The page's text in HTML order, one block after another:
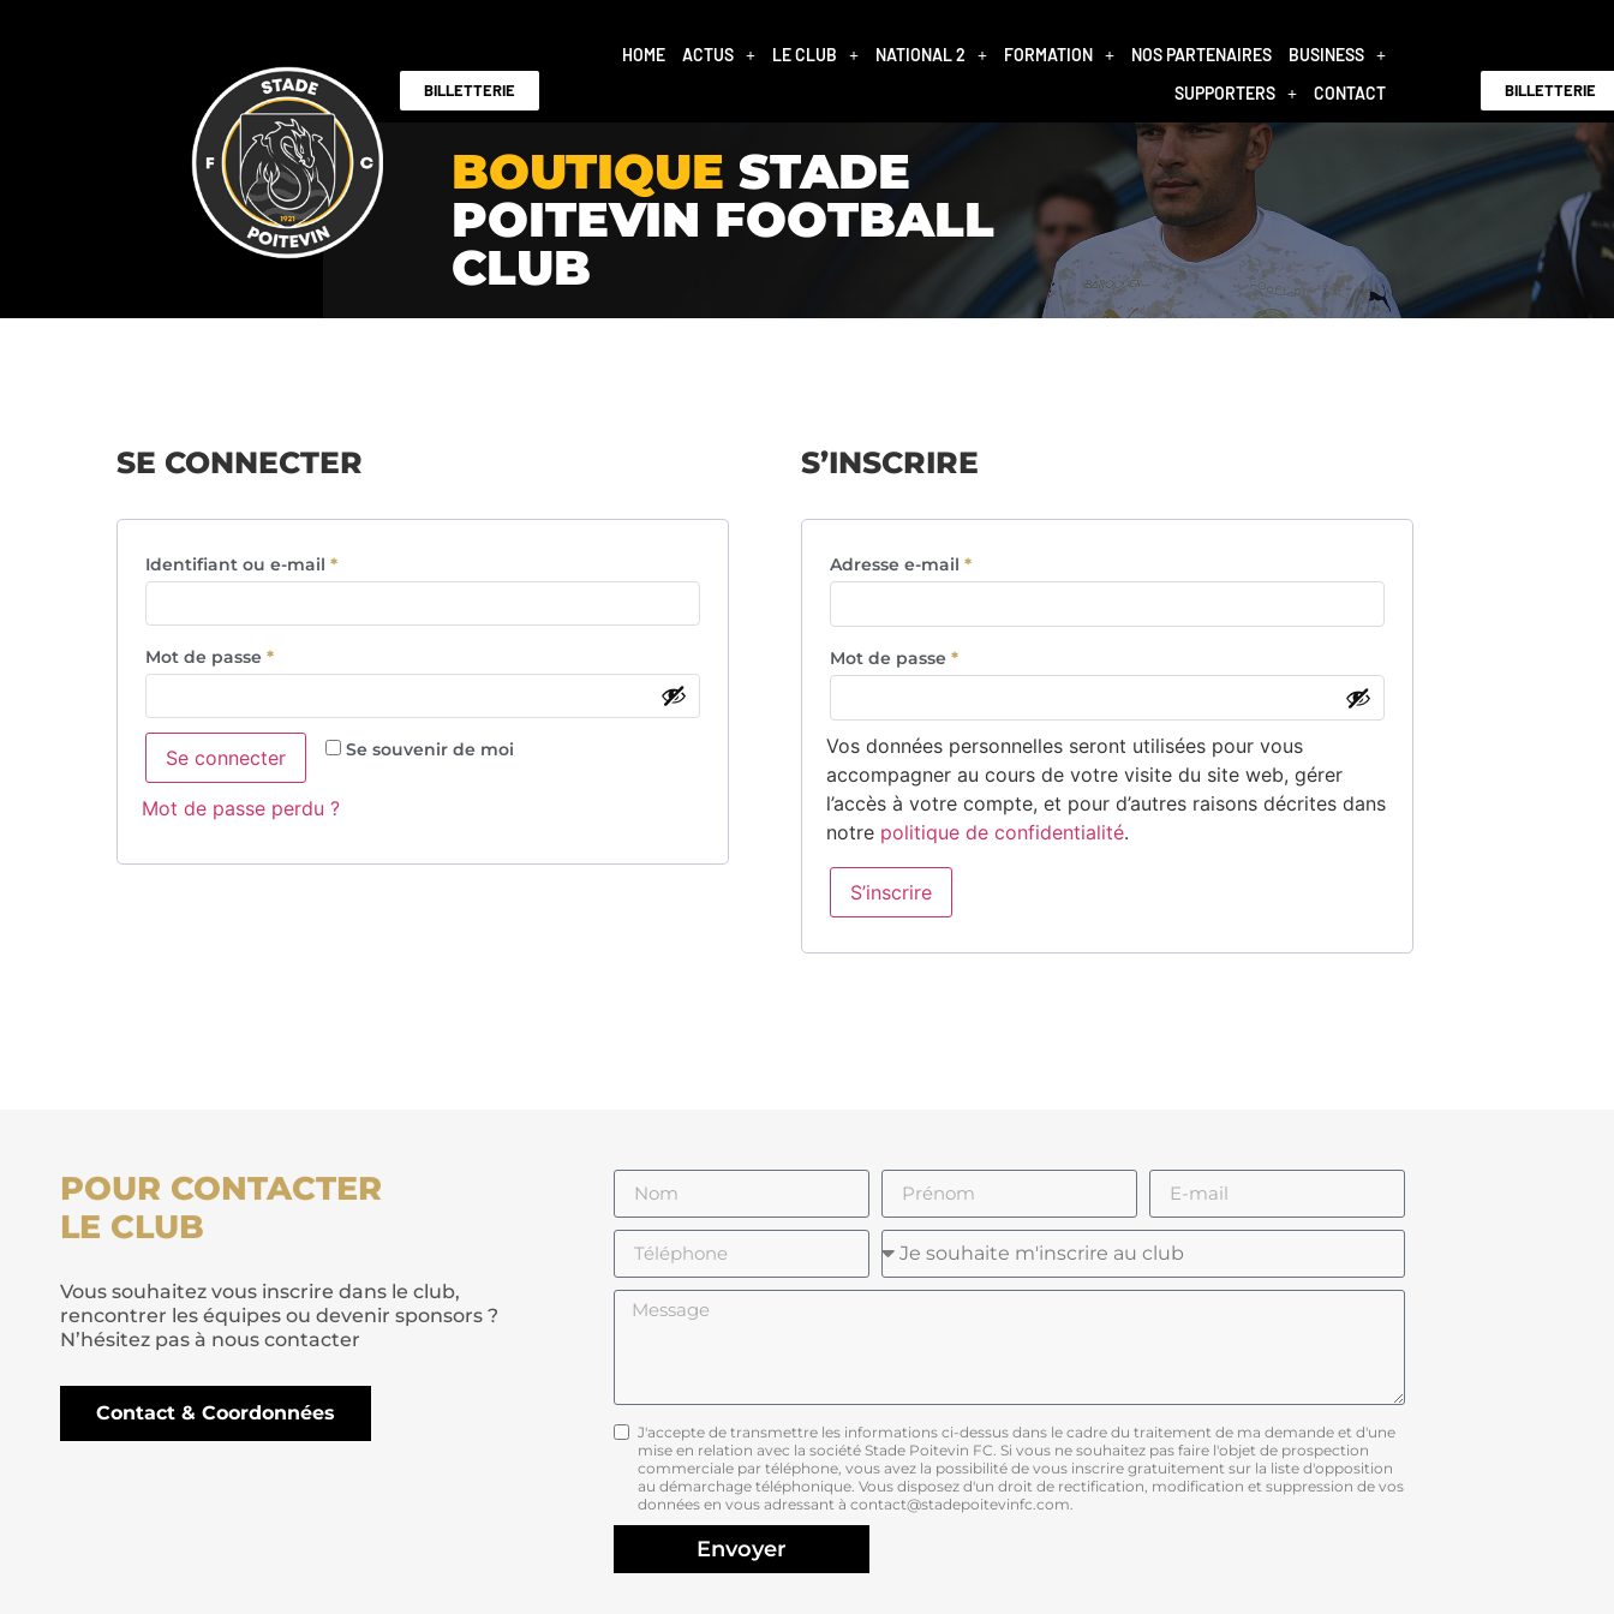
BILLETTERIE
HOME ACTUS LE CLUB NATIONAL 2 FORMATION NOS PARTENAIRES
BUSINESS
SUPPORTERS
CONTACT BILLETTERIE
BOUTIQUE STADE
POITEVIN FOOTBALL
CLUB
SE CONNECTER
Identifiant ou e-mail*
Mot de passe*
Se souvenir de moi
Se connecter
Mot de passe perdu ?
S’INSCRIRE
Adresse e-mail*
Mot de passe*
Vos données personnelles seront utilisées pour vous
accompagner au cours de votre visite du site web, gérer
l’accès à votre compte, et pour d’autres raisons décrites dans
notre politique de confidentialité.
S’inscrire
POUR CONTACTER
LE CLUB
Vous souhaitez vous inscrire dans le club,
rencontrer les équipes ou devenir sponsors ?
N’hésitez pas à nous contacter
Contact & Coordonnées
J'accepte de transmettre les informations ci-dessus dans le cadre du traitement de ma demande et d'une
mise en relation avec la société Stade Poitevin FC. Si vous ne souhaitez pas faire l'objet de prospection
commerciale par téléphone, vous avez la possibilité de vous inscrire gratuitement sur la liste d'opposition
au démarchage téléphonique. Vous disposez d'un droit de rectification, modification et suppression de vos
données en vous adressant à contact@stadepoitevinfc.com.
Envoyer